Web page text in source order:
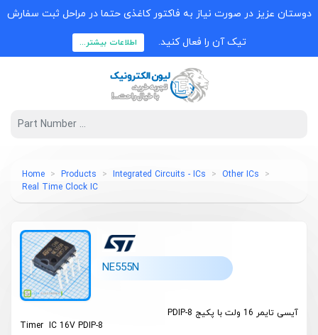
دوستان عزیز در صورت نیاز به فاکتور کاغذی حتما در مراحل ثبت سفارش
تیک آن را فعال کنید. اطلاعات بیشتر...
Home Products Integrated Circuits - ICs
Other ICs
Real Time Clock IC
NE555N
آیسی تایمر 16 ولت با پکیج PDIP-8
Timer IC 16V PDIP-8